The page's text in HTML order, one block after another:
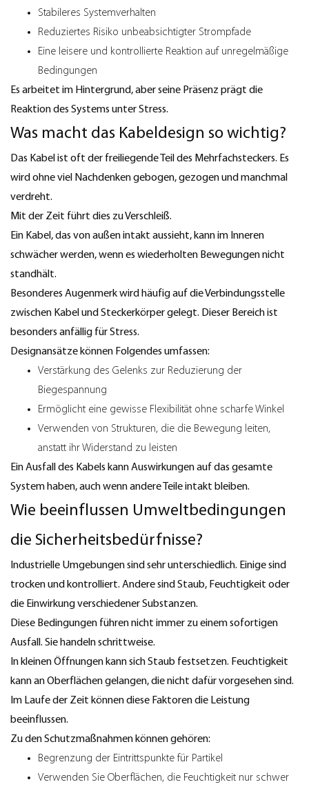
Stabileres Systemverhalten
Reduziertes Risiko unbeabsichtigter Strompfade
Eine leisere und kontrollierte Reaktion auf unregelmäßige
Bedingungen
Es arbeitet im Hintergrund, aber seine Präsenz prägt die
Reaktion des Systems unter Stress.
Was macht das Kabeldesign so wichtig?
Das Kabel ist oft der freiliegende Teil des Mehrfachsteckers. Es
wird ohne viel Nachdenken gebogen, gezogen und manchmal
verdreht.
Mit der Zeit führt dies zu Verschleiß.
Ein Kabel, das von außen intakt aussieht, kann im Inneren
schwächer werden, wenn es wiederholten Bewegungen nicht
standhält.
Besonderes Augenmerk wird häufig auf die Verbindungsstelle
zwischen Kabel und Steckerkörper gelegt. Dieser Bereich ist
besonders anfällig für Stress.
Designansätze können Folgendes umfassen:
Verstärkung des Gelenks zur Reduzierung der
Biegespannung
Ermöglicht eine gewisse Flexibilität ohne scharfe Winkel
Verwenden von Strukturen, die die Bewegung leiten,
anstatt ihr Widerstand zu leisten
Ein Ausfall des Kabels kann Auswirkungen auf das gesamte
System haben, auch wenn andere Teile intakt bleiben.
Wie beeinflussen Umweltbedingungen
die Sicherheitsbedürfnisse?
Industrielle Umgebungen sind sehr unterschiedlich. Einige sind
trocken und kontrolliert. Andere sind Staub, Feuchtigkeit oder
die Einwirkung verschiedener Substanzen.
Diese Bedingungen führen nicht immer zu einem sofortigen
Ausfall. Sie handeln schrittweise.
In kleinen Öffnungen kann sich Staub festsetzen. Feuchtigkeit
kann an Oberflächen gelangen, die nicht dafür vorgesehen sind.
Im Laufe der Zeit können diese Faktoren die Leistung
beeinflussen.
Zu den Schutzmaßnahmen können gehören:
Begrenzung der Eintrittspunkte für Partikel
Verwenden Sie Oberflächen, die Feuchtigkeit nur schwer